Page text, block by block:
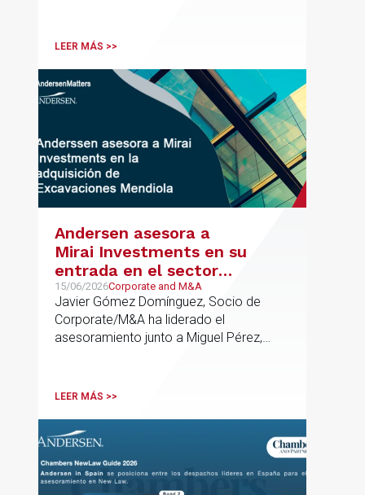
innovación o la equidad educativa
LEER MÁS >>
Andersen asesora a
Mirai Investments en su
entrada en el sector
medioambiental con la
adquisición de la
vasca Excavaciones
Mendiola
15/06/2026Corporate and M&A
Javier Gómez Domínguez, Socio de
Corporate/M&A ha liderado el
asesoramiento junto a Miguel Pérez,
LEER MÁS >>